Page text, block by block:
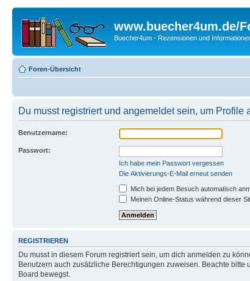
www.buecher4um.de/
Buecher4um - Rezensionen und
Foren-Übersicht
Du musst registriert und angemeldet sein, um Profile
Benutzername:
Passwort:
Ich habe mein Passwort vergessen
Die Aktivierungs-E-Mail erneut senden
Mich bei jedem Besuch automatisch
Meinen Online-Status während dieser
REGISTRIEREN
Du musst in diesem Forum registriert sein, um dich anmelden zu
Benutzern auch zusätzliche Berechtigungen zuweisen. Beachte
Board bewegst.